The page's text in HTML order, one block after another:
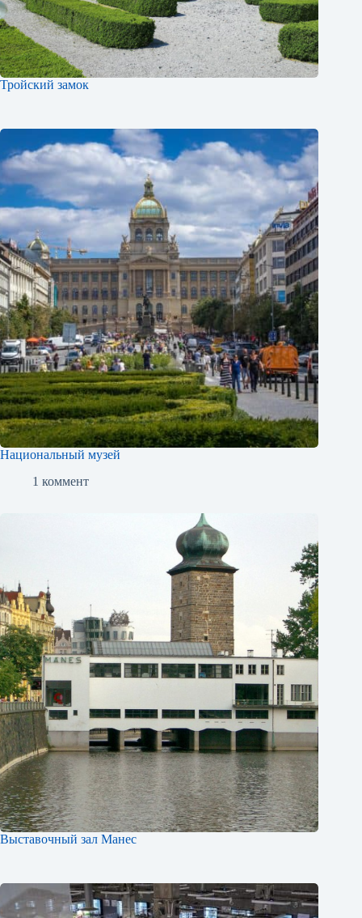
Тройский замок
Национальный музей
1 коммент
Выставочный зал Манес